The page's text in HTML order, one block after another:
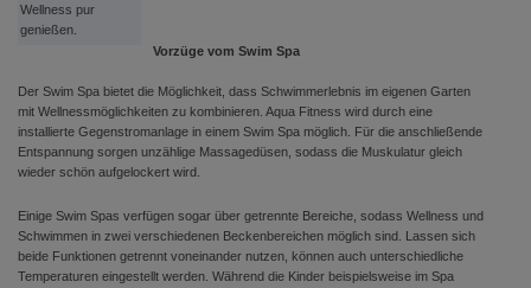
Wellness pur
genießen.
Vorzüge vom Swim Spa
Der Swim Spa bietet die Möglichkeit, dass Schwimmerlebnis im eigenen Garten
mit Wellnessmöglichkeiten zu kombinieren. Aqua Fitness wird durch eine
installierte Gegenstromanlage in einem Swim Spa möglich. Für die anschließende
Entspannung sorgen unzählige Massagedüsen, sodass die Muskulatur gleich
wieder schön aufgelockert wird.
Einige Swim Spas verfügen sogar über getrennte Bereiche, sodass Wellness und
Schwimmen in zwei verschiedenen Beckenbereichen möglich sind. Lassen sich
beide Funktionen getrennt voneinander nutzen, können auch unterschiedliche
Temperaturen eingestellt werden. Während die Kinder beispielsweise im Spa